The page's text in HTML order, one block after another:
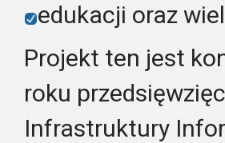
edukacji oraz
Projekt ten jest
roku
Infrastruktury